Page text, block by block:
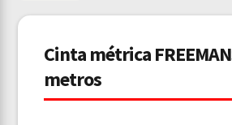
Cinta métrica
metros